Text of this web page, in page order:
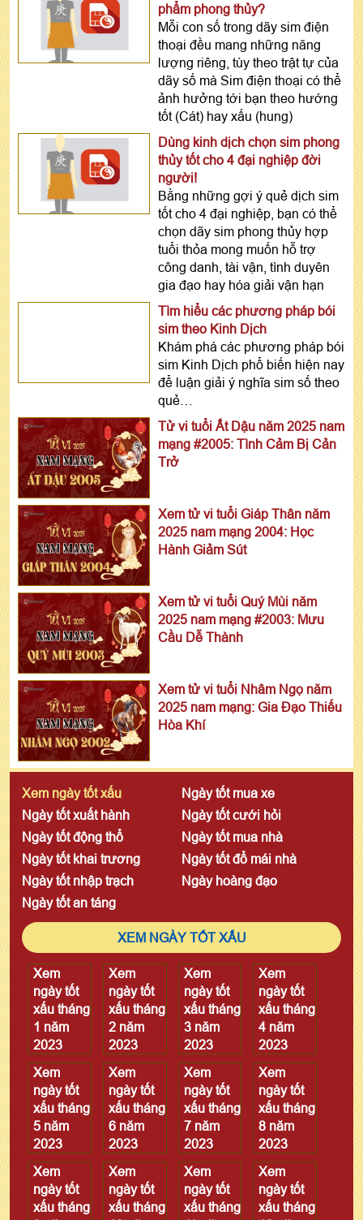
phẩm phong thủy?
Mỗi con số trong dãy sim điện
thoại đều mang những năng
lượng riêng, tùy theo trật tự của
dãy số mà Sim điện thoại có thể
ảnh hưởng tới bạn theo hướng
tốt (Cát) hay xấu (hung)
Dùng kinh dịch chọn sim phong
thủy tốt cho 4 đại nghiệp đời
người!
Bằng những gợi ý quẻ dịch sim
tốt cho 4 đại nghiệp, bạn có thể
chọn dãy sim phong thủy hợp
tuổi thỏa mong muốn hỗ trợ
công danh, tài vận, tình duyên
gia đạo hay hóa giải vận hạn
Tìm hiểu các phương pháp bói
sim theo Kinh Dịch
Khám phá các phương pháp bói
sim Kinh Dịch phổ biến hiện nay
để luận giải ý nghĩa sim số theo
quẻ…
Tử vi tuổi Ất Dậu năm 2025 nam
mạng #2005: Tình Cảm Bị Cản
Trở
Xem tử vi tuổi Giáp Thân năm
2025 nam mạng 2004: Học
Hành Giảm Sút
Xem tử vi tuổi Quý Mùi năm
2025 nam mạng #2003: Mưu
Cầu Dễ Thành
Xem tử vi tuổi Nhâm Ngọ năm
2025 nam mạng: Gia Đạo Thiếu
Hòa Khí
Xem ngày tốt xấu
Ngày tốt mua xe
Ngày tốt xuất hành
Ngày tốt cưới hỏi
Ngày tốt động thổ
Ngày tốt mua nhà
Ngày tốt khai trương
Ngày tốt đổ mái nhà
Ngày tốt nhập trạch
Ngày hoàng đạo
Ngày tốt an táng
XEM NGÀY TỐT XẤU
Xem
ngày tốt
xấu tháng
1 năm
2023
Xem
ngày tốt
xấu tháng
2 năm
2023
Xem
ngày tốt
xấu tháng
3 năm
2023
Xem
ngày tốt
xấu tháng
4 năm
2023
Xem
ngày tốt
xấu tháng
5 năm
2023
Xem
ngày tốt
xấu tháng
6 năm
2023
Xem
ngày tốt
xấu tháng
7 năm
2023
Xem
ngày tốt
xấu tháng
8 năm
2023
Xem
ngày tốt
xấu tháng
Xem
ngày tốt
xấu tháng
Xem
ngày tốt
xấu tháng
Xem
ngày tốt
xấu tháng